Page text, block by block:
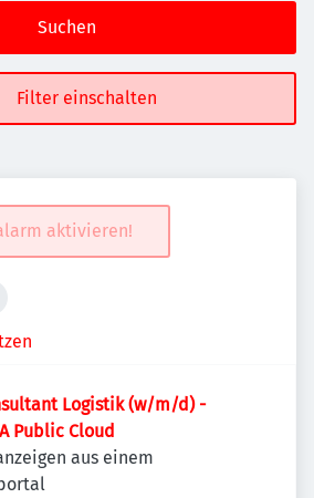
Suchen
Filter einschalten
aktivieren!
Logistik (w/m/d) -
Public Cloud
aus einem